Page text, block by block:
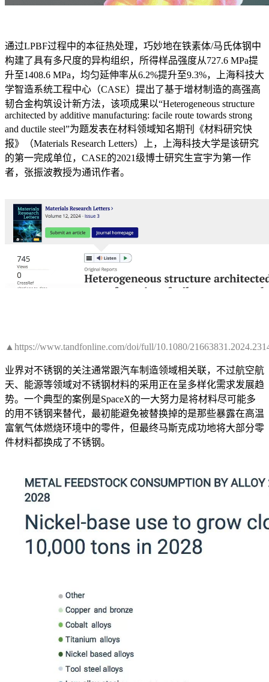
通过LPBF过程中的本征热处理，巧妙地在铁素体/马氏体钢中
构建了具有多尺度的异构组织，所得样品强度从727.6 MPa提
升至1408.6 MPa，均匀延伸率从6.2%提升至9.3%，上海科技大
学智造系统工程中心（CASE）提出了基于增材制造的高强高
韧合金构筑设计新方法，该项成果以“Heterogeneous structure
architected by additive manufacturing: facile route towards strong
and ductile steel”为题发表在材料领域知名期刊《材料研究快
报》（Materials Research Letters）上，上海科技大学是该研究
的第一完成单位，CASE的2021级博士研究生宣宇为第一作
者，张振波教授为通讯作者。
▲https://www.tandfonline.com/doi/full/10.1080/
业界对不锈钢的关注通常跟汽车制造领域相关联，不过航空航
天、能源等领域对不锈钢材料的采用正在呈多样化需求发展趋
势。一个典型的案例是SpaceX的一大努力是将材料尽可能多
的用不锈钢来替代，最初能避免被替换掉的是那些暴露在高温
富氧气体燃烧环境中的零件，但最终马斯克成功地将大部分零
件材料都换成了不锈钢。